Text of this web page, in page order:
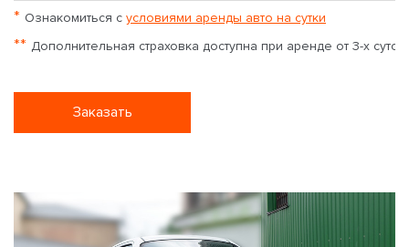
* Ознакомиться с условиями аренды авто на сутки
** Дополнительная страховка доступна при аренде от 3-х суток
Заказать